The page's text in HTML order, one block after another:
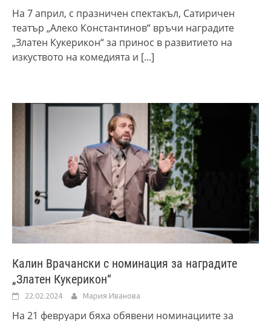
На 7 април, с празничен спектакъл, Сатиричен
театър „Алеко Константинов“ връчи наградите
„Златен Кукерикон“ за принос в развитието на
изкуството на комедията и [...]
Калин Врачански с номинация за наградите
„Златен Кукерикон“
22.02.2024 Мария Иванова
На 21 февруари бяха обявени номинациите за